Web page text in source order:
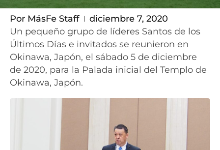
Por MásFe Staff
diciembre 7, 2020
Un pequeño grupo de líderes Santos de los
Últimos Días e invitados se reunieron en
Okinawa, Japón, el sábado 5 de diciembre
de 2020, para la Palada inicial del Templo de
Okinawa, Japón.